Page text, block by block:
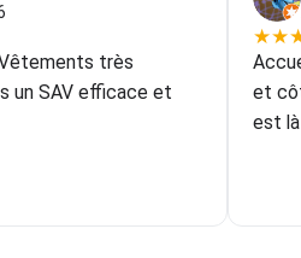
très
un SAV efficace et
★★
et
est